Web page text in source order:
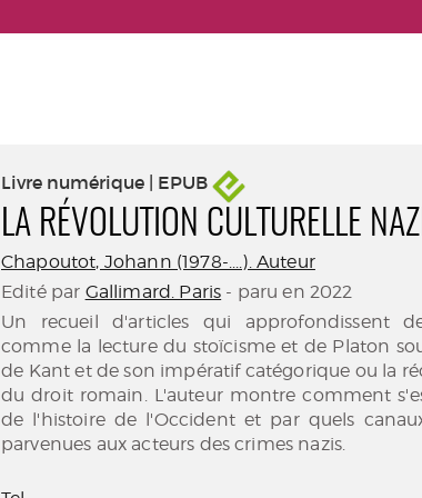
Livre numérique | EPUB
LA RÉVOLUTION CULTURELLE
Chapoutot, Johann (1978-....). Auteur
Edité par Gallimard. Paris - paru en 2022
Un recueil d'articles qui approfondissent
comme la lecture du stoïcisme et de Platon
de Kant et de son impératif catégorique ou la
du droit romain. L'auteur montre comment
de l'histoire de l'Occident et par quels
parvenues aux acteurs des crimes nazis.